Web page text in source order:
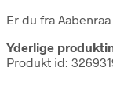
Er du fra
Yderlige
Produkt id: